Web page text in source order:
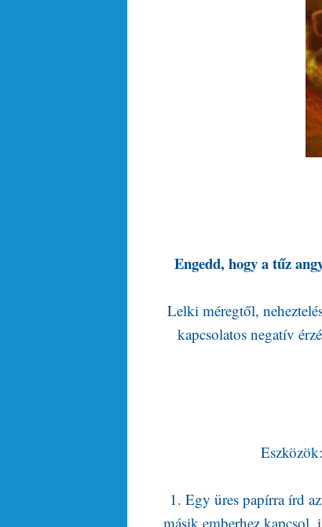
Engedd, hogy a tűz
Lelki méregtől,
kapcsolatos negatív
1. Egy üres papírra írd
másik emberhez